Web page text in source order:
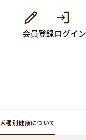
会員登録ログイン
犬種別健康について